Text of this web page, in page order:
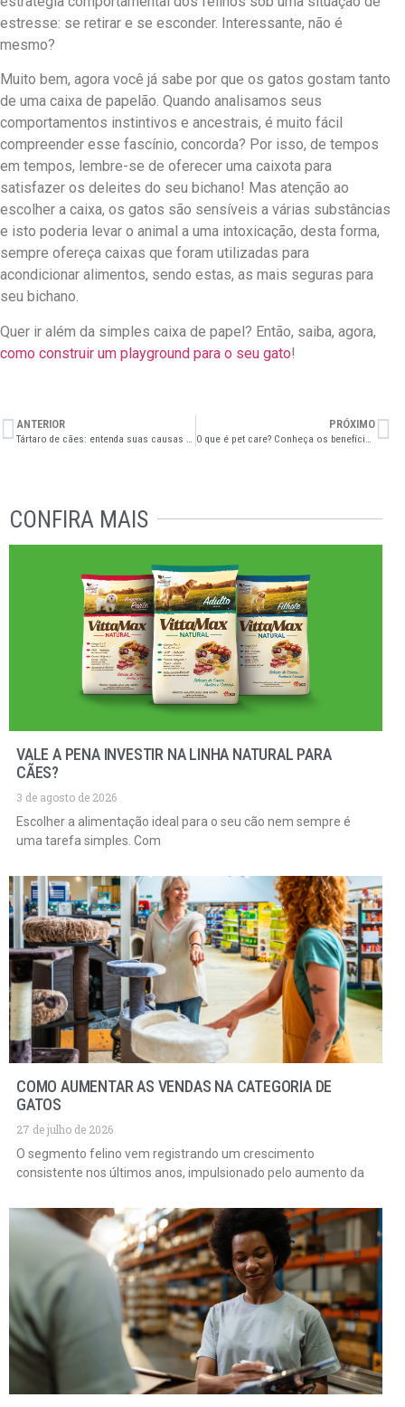
estresse: se retirar e se esconder. Interessante, não é
mesmo?
Muito bem, agora você já sabe por que os gatos gostam tanto
de uma caixa de papelão. Quando analisamos seus
comportamentos instintivos e ancestrais, é muito fácil
compreender esse fascínio, concorda? Por isso, de tempos
em tempos, lembre-se de oferecer uma caixota para
satisfazer os deleites do seu bichano! Mas atenção ao
escolher a caixa, os gatos são sensíveis a várias substâncias
e isto poderia levar o animal a uma intoxicação, desta forma,
sempre ofereça caixas que foram utilizadas para
acondicionar alimentos, sendo estas, as mais seguras para
seu bichano.
Quer ir além da simples caixa de papel? Então, saiba, agora,
como construir um playground para o seu gato!
ANTERIOR
Tártaro de cães: entenda suas causas e riscos e saiba como tratar
PRÓXIMO
O que é pet care? Conheça os benefícios para seu pet
CONFIRA MAIS
VALE A PENA INVESTIR NA LINHA NATURAL PARA
CÃES?
3 de agosto de 2026
Escolher a alimentação ideal para o seu cão nem sempre é
uma tarefa simples. Com
COMO AUMENTAR AS VENDAS NA CATEGORIA DE
GATOS
27 de julho de 2026
O segmento felino vem registrando um crescimento
consistente nos últimos anos, impulsionado pelo aumento da